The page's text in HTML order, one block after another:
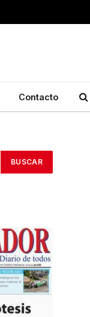
Contacto